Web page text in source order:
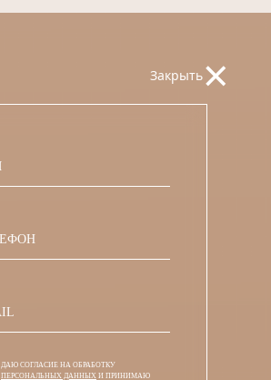
Закрыть×
ДАЮ СОГЛАСИЕ НА ОБРАБОТКУ
ПЕРСОНАЛЬНЫХ ДАННЫХ И ПРИНИМАЮ